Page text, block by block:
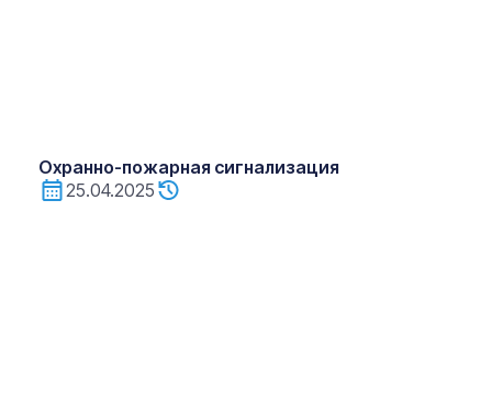
Охранно-пожарная сигнализация
25.04.2025